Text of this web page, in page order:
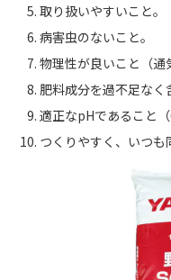
取り扱いやすいこと。
病害虫のないこと。
物理性が良いこと（通
肥料成分を過不足なく
適正なpHであること（
つくりやすく、いつも